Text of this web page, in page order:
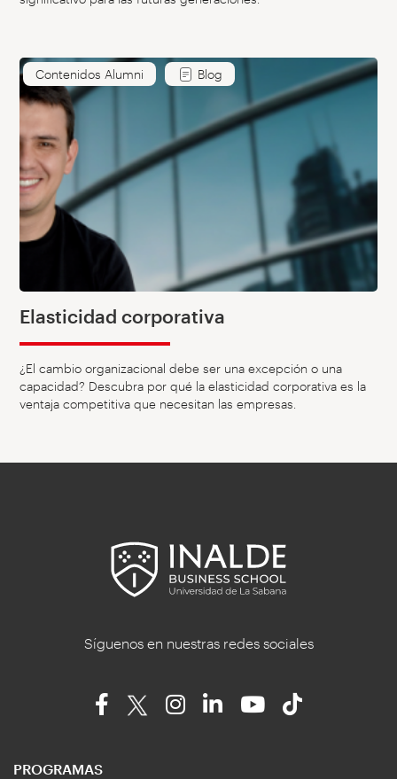
Contenidos Alumni Blog
Elasticidad corporativa
¿El cambio organizacional debe ser una excepción o una
capacidad? Descubra por qué la elasticidad corporativa es la
ventaja competitiva que necesitan las empresas.
Síguenos en nuestras redes sociales
PROGRAMAS